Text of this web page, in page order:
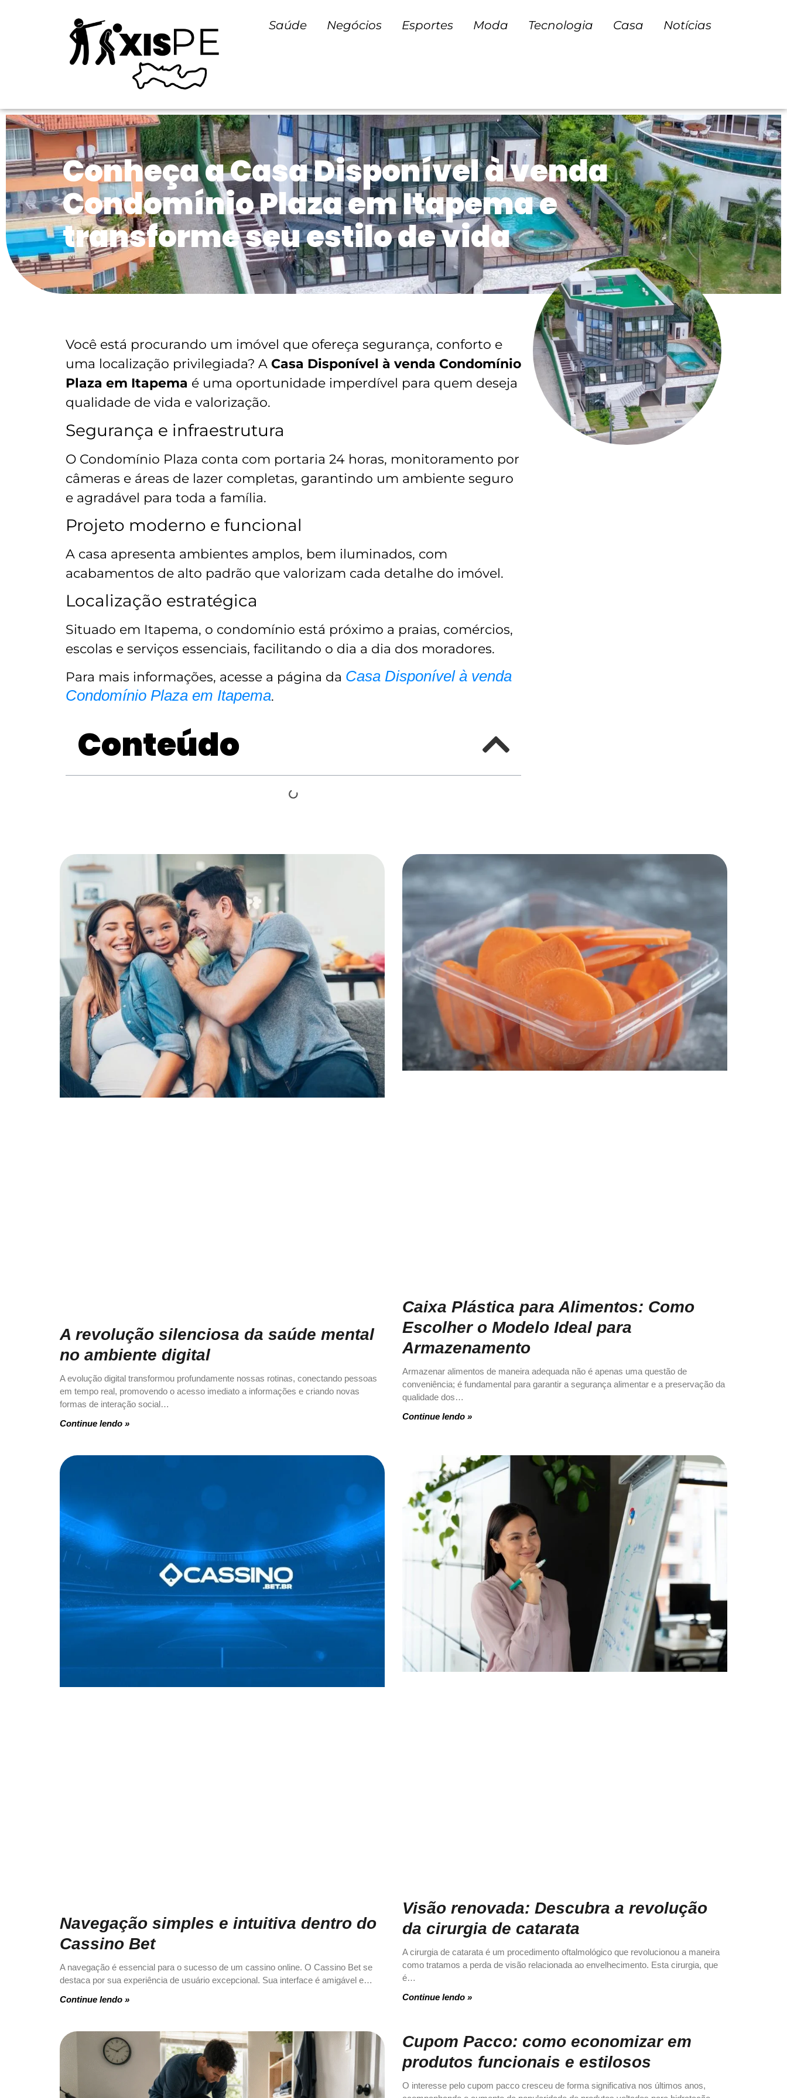
Saúde Negócios Esportes Moda Tecnologia Casa Notícias
Conheça a Casa Disponível à venda
Condomínio Plaza em Itapema e
transforme seu estilo de vida
Você está procurando um imóvel que ofereça segurança, conforto e
uma localização privilegiada? A Casa Disponível à venda Condomínio
Plaza em Itapema é uma oportunidade imperdível para quem deseja
qualidade de vida e valorização.
Segurança e infraestrutura
O Condomínio Plaza conta com portaria 24 horas, monitoramento por
câmeras e áreas de lazer completas, garantindo um ambiente seguro
e agradável para toda a família.
Projeto moderno e funcional
A casa apresenta ambientes amplos, bem iluminados, com
acabamentos de alto padrão que valorizam cada detalhe do imóvel.
Localização estratégica
Situado em Itapema, o condomínio está próximo a praias, comércios,
escolas e serviços essenciais, facilitando o dia a dia dos moradores.
Para mais informações, acesse a página da Casa Disponível à venda
Condomínio Plaza em Itapema.
Conteúdo
A revolução silenciosa da saúde mental
no ambiente digital
A evolução digital transformou profundamente nossas rotinas, conectando pessoas
em tempo real, promovendo o acesso imediato a informações e criando novas
formas de interação social…
Continue lendo »
Caixa Plástica para Alimentos: Como
Escolher o Modelo Ideal para
Armazenamento
Armazenar alimentos de maneira adequada não é apenas uma questão de
conveniência; é fundamental para garantir a segurança alimentar e a preservação da
qualidade dos…
Continue lendo »
Navegação simples e intuitiva dentro do
Cassino Bet
A navegação é essencial para o sucesso de um cassino online. O Cassino Bet se
destaca por sua experiência de usuário excepcional. Sua interface é amigável e…
Continue lendo »
Visão renovada: Descubra a revolução
da cirurgia de catarata
A cirurgia de catarata é um procedimento oftalmológico que revolucionou a maneira
como tratamos a perda de visão relacionada ao envelhecimento. Esta cirurgia, que
é…
Continue lendo »
Cupom Pacco: como economizar em
produtos funcionais e estilosos
O interesse pelo cupom pacco cresceu de forma significativa nos últimos anos,